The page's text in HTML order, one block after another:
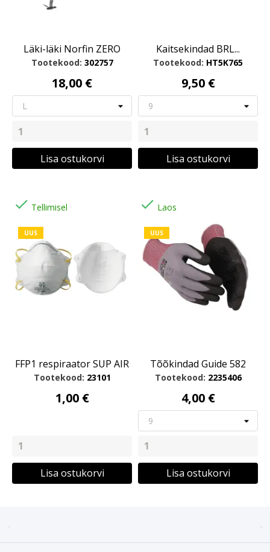
Läki-läki Norfin ZERO
Tootekood: 302757
18,00 €
Lisa ostukorvi
Kaitsekindad BRL...
Tootekood: HT5K765
9,50 €
Lisa ostukorvi
 Tellimisel
UUS
FFP1 respiraator SUP AIR
Tootekood: 23101
1,00 €
Lisa ostukorvi
 Laos
UUS
Tõõkindad Guide 582
Tootekood: 2235406
4,00 €
Lisa ostukorvi
 